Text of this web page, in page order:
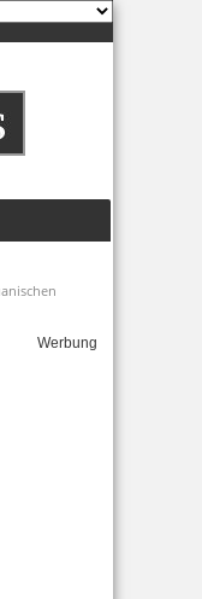
Werbung